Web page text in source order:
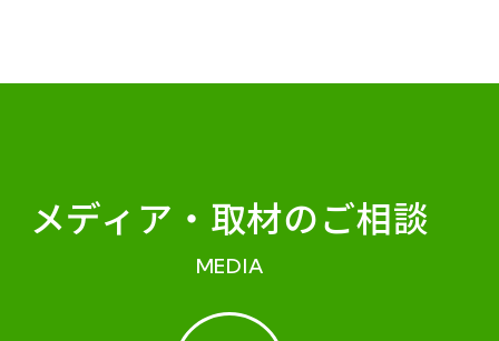
メディア・ 取材のご相談
MEDIA